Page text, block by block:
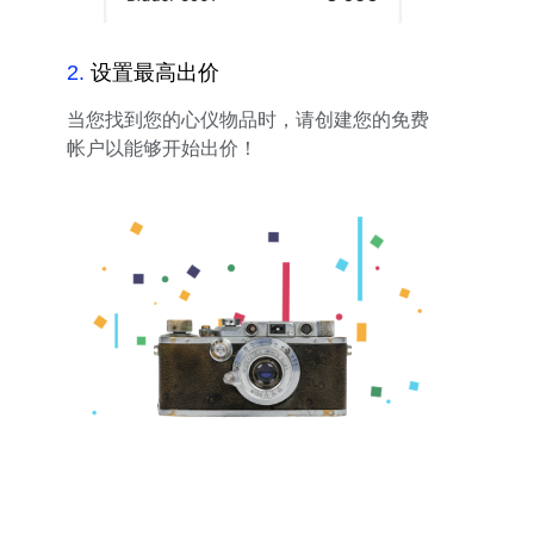
2. 设置最高出价
当您找到您的心仪物品时，请创建您的免费
帐户以能够开始出价！